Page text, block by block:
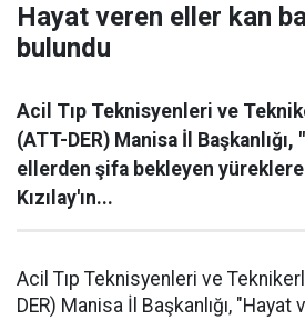
Hayat veren eller kan
bulundu
Acil Tıp Teknisyenleri ve
(ATT-DER) Manisa İl Başkanlığı,
ellerden şifa bekleyen
Kızılay'ın...
Acil Tıp Teknisyenleri ve
DER) Manisa İl Başkanlığı,